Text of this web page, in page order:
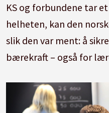
KS og forbundene tar
helheten, kan den
slik den var ment: å
bærekraft – også for